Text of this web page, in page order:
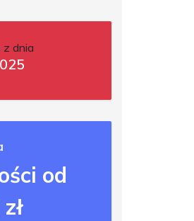
z dnia
od